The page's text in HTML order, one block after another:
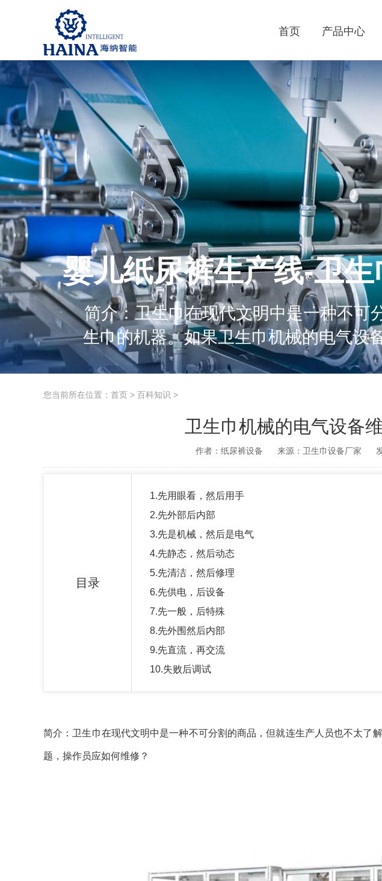
首页 产品中心
婴儿纸尿裤生产线-卫
简介：卫生巾在现代文明中是一种不可
生巾的机器。如果卫生巾机械的电气设备出现
然后用手 对于有故障的卫生巾机械电气设备，不要急于去做，应先询问故障的过程和故
您当前所在位置： 首页 > 百科知识 >
卫生巾机械的电气设备
作者：纸尿裤设备 来源：卫生巾设备厂家
目录
1.先用眼看，然后用手
2.先外部后内部
3.先是机械，然后是电气
4.先静态，然后动态
5.先清洁，然后修理
6.先供电，后设备
7.先一般，后特殊
8.先外围然后内部
9.先直流，再交流
10.失败后调试
简介：卫生巾在现代文明中是一种不可分割的商品，但就连生产人员也不太了
题，操作员应如何维修？